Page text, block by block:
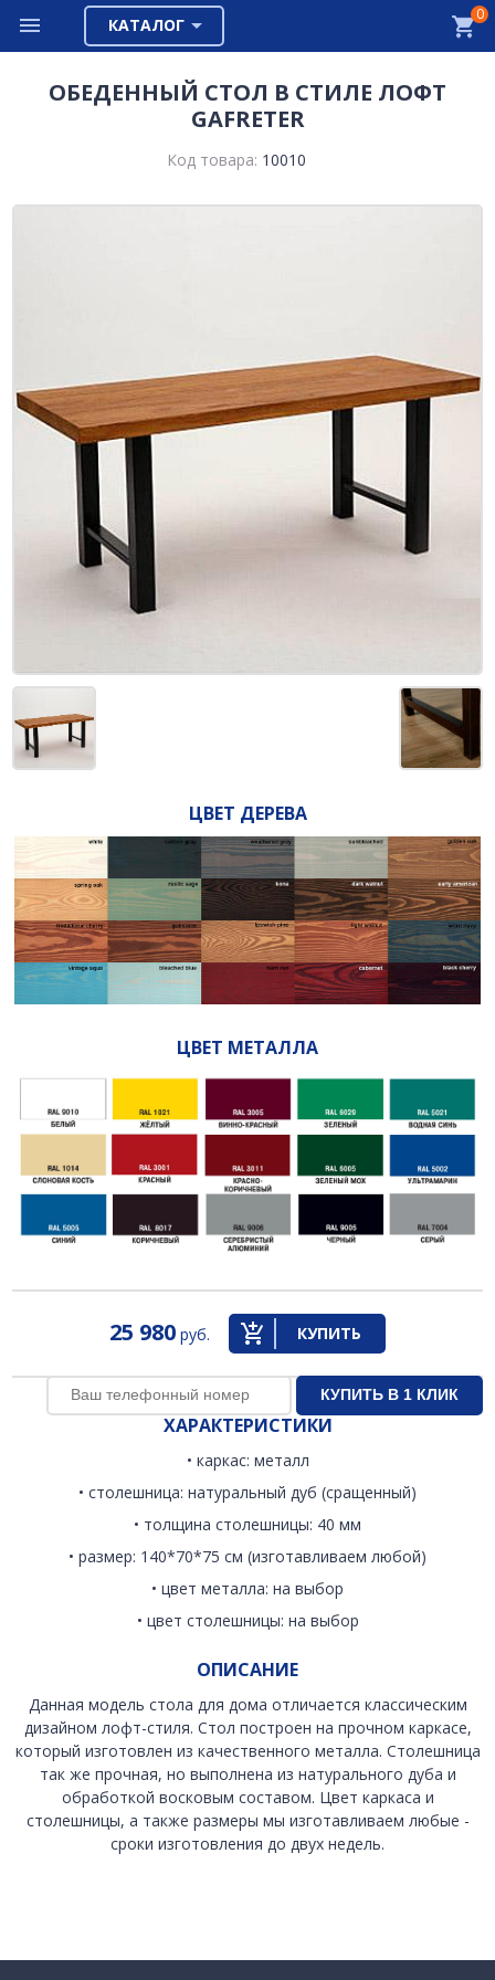
КАТАЛОГ
0
ОБЕДЕННЫЙ СТОЛ В СТИЛЕ ЛОФТ
GAFRETER
Код товара: 10010
ЦВЕТ ДЕРЕВА
ЦВЕТ МЕТАЛЛА
25 980 руб. КУПИТЬ
ХАРАКТЕРИСТИКИ
• каркас: металл
• столешница: натуральный дуб (сращенный)
• толщина столешницы: 40 мм
• размер: 140*70*75 см (изготавливаем любой)
• цвет металла: на выбор
• цвет столешницы: на выбор
ОПИСАНИЕ
Данная модель стола для дома отличается классическим
дизайном лофт-стиля. Стол построен на прочном каркасе,
который изготовлен из качественного металла. Столешница
так же прочная, но выполнена из натурального дуба и
обработкой восковым составом. Цвет каркаса и
столешницы, а также размеры мы изготавливаем любые -
сроки изготовления до двух недель.